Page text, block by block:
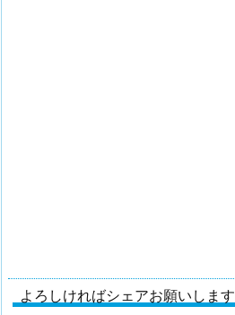
よろしければシェアお願いします